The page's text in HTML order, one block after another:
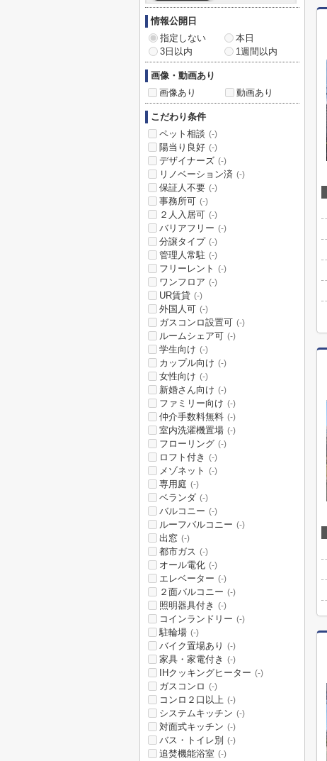
情報公開日
指定しない
本日
3日以内
1週間以内
画像・動画あり
画像あり
動画あり
こだわり条件
ペット相談 (-)
陽当り良好 (-)
デザイナーズ (-)
リノベーション済 (-)
保証人不要 (-)
事務所可 (-)
２人入居可 (-)
バリアフリー (-)
分譲タイプ (-)
管理人常駐 (-)
フリーレント (-)
ワンフロア (-)
UR賃貸 (-)
外国人可 (-)
ガスコンロ設置可 (-)
ルームシェア可 (-)
学生向け (-)
カップル向け (-)
女性向け (-)
新婚さん向け (-)
ファミリー向け (-)
仲介手数料無料 (-)
室内洗濯機置場 (-)
フローリング (-)
ロフト付き (-)
メゾネット (-)
専用庭 (-)
ベランダ (-)
バルコニー (-)
ルーフバルコニー (-)
出窓 (-)
都市ガス (-)
オール電化 (-)
エレベーター (-)
２面バルコニー (-)
照明器具付き (-)
コインランドリー (-)
駐輪場 (-)
バイク置場あり (-)
家具・家電付き (-)
IHクッキングヒーター (-)
ガスコンロ (-)
コンロ２口以上 (-)
システムキッチン (-)
対面式キッチン (-)
バス・トイレ別 (-)
追焚機能浴室 (-)